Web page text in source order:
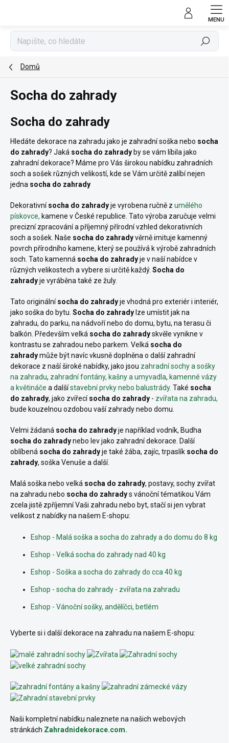
Hledat
Domů
Socha do zahrady
Socha do zahrady
Hledáte dekorace na zahradu jako je zahradní soška nebo socha
do zahrady? Jaká socha do zahrady by se vám líbila jako
zahradní dekorace? Máme pro Vás širokou nabídku zahradních
soch a sošek různých velikostí, kde se Vám určitě zalíbí nejen
jedna socha do zahrady
Dekorativnísocha do zahradyje vyrobena ručně z umělého
pískovce, kamene v České republice. Tato výroba zaručuje velmi
precizní zpracování a příjemný přírodní vzhled dekorativních
soch a sošek. Naše socha do zahradyvěrně imituje kamenný
povrch přírodního kamene, který se používá k výrobě zahradních
soch. Tato kamenná socha do zahradyje v naší nabídce v
různých velikostech a vybere si určitě každý. Socha do
zahradyje vyráběna také ze žuly.
Tato originálnísocha do zahradyje vhodná pro exteriér i interiér,
jako soška do bytu. Socha do zahrady lze umístit jak na
zahradu, do parku, na nádvoří nebo do domu, bytu, na terasu či
balkón. Především velká socha do zahradyskvěle vynikne v
kontrastu se zahradou nebo parkem. Velká socha do
zahradymůže být navíc vkusně doplněna o další zahradní
dekorace z naší široké nabídky, jako jsou zahradní sochy a sošky
na zahradu, zahradní fontány, kašny a umyvadla, kamenné vázy
a květináče a dalšístavební prvky nebo balustrády. Také socha
do zahrady, jako zvířecísocha do zahrady - zvířata na zahradu,
bude kouzelnou ozdobou vaší zahrady nebo domu.
Velmi žádaná socha do zahradyje například vodník, Budha
socha do zahradynebo lev jako zahradní dekorace . Další
oblíbená socha do zahradyje také žába, zajíc, trpaslík socha do
zahrady, soška Venuše a další.
Malá soška nebo velká socha do zahrady, postavy, sochy zvířat
na zahradu nebo socha do zahradys vánoční tématikou Vám
zcela jistě zpříjemní Vaši zahradu nebo byt, stačí si jen vybrat
velikost z nabídky na našem E-shopu:
Eshop - Malá soška a socha do zahrady a do domu do 8 kg
Eshop - Velká socha do zahrady nad 40 kg
Eshop - Soška a socha do zahrady do cca 40 kg
Eshop - socha do zahrady - zvířata na zahradu
Eshop - Vánoční sošky, andělíčci, betlém
Vyberte si i další dekorace na zahradu na našem E-shopu:
Naši kompletní nabídku naleznete na našich webových
stránkách Zahradnidekorace.com.